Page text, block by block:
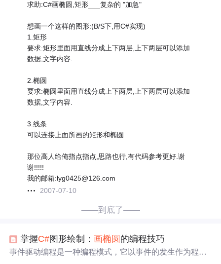
求助:C#画椭圆,矩形___复杂的 "加急"
想画一个这样的图形:(B/S下,用C#实现)
1.矩形
要求:矩形里面用直线分成上下两层,上下两层可以添加
数据,文字内容.
2.椭圆
要求:椭圆里面用直线分成上下两层,上下两层可以添加
数据,文字内容.
3.线条
可以连接上面所画的矩形和椭圆
那位高人给俺指点指点,思路也行,有代码参考更好.谢
谢!!!!!
我的邮箱:lyg0425@126.com
2007-07-10
——到底了——
掌握C#图形绘制： 画椭圆 的编程技巧
事件驱动编程是一种编程模式，它以事件的发生作为程序